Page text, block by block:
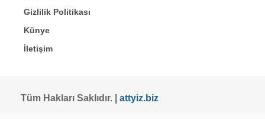
Gizlilik Politikası
Künye
İletişim
Tüm Hakları Saklıdır. | attyiz.biz